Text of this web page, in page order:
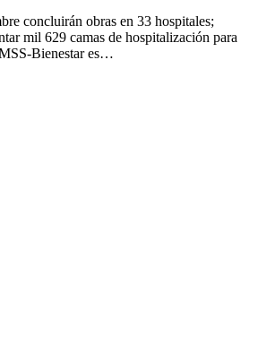
concluirán obras en 33 hospitales;
mil 629 camas de hospitalización para
Bienestar es…